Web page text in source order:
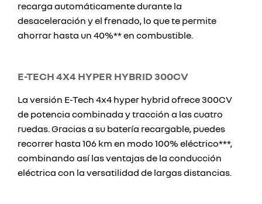
recarga automáticamente durante la
desaceleración y el frenado, lo que te permite
ahorrar hasta un 40%** en combustible.
E-TECH 4X4 HYPER HYBRID 300CV
La versión E-Tech 4x4 hyper hybrid ofrece 300CV
de potencia combinada y tracción a las cuatro
ruedas. Gracias a su batería recargable, puedes
recorrer hasta 106 km en modo 100% eléctrico***,
combinando así las ventajas de la conducción
eléctrica con la versatilidad de largas distancias.